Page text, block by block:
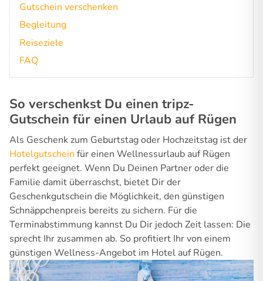
Gutschein verschenken
Begleitung
Reiseziele
FAQ
So verschenkst Du einen tripz-
Gutschein für einen Urlaub auf Rügen
Als Geschenk zum Geburtstag oder Hochzeitstag ist der
Hotelgutschein für einen Wellnessurlaub auf Rügen
perfekt geeignet. Wenn Du Deinen Partner oder die
Familie damit überraschst, bietet Dir der
Geschenkgutschein die Möglichkeit, den günstigen
Schnäppchenpreis bereits zu sichern. Für die
Terminabstimmung kannst Du Dir jedoch Zeit lassen: Die
sprecht Ihr zusammen ab. So profitiert Ihr von einem
günstigen Wellness-Angebot im Hotel auf Rügen.